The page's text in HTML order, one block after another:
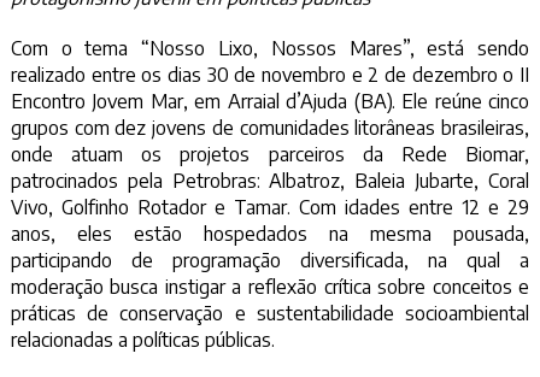
Com o tema “Nosso Lixo, Nossos Mares”, está sendo
realizado entre os dias 30 de novembro e 2 de dezembro o II
Encontro Jovem Mar, em Arraial d’Ajuda (BA). Ele reúne cinco
grupos com dez jovens de comunidades litorâneas brasileiras,
onde atuam os projetos parceiros da Rede Biomar,
patrocinados pela Petrobras: Albatroz, Baleia Jubarte, Coral
Vivo, Golfinho Rotador e Tamar. Com idades entre 12 e 29
anos, eles estão hospedados na mesma pousada,
participando de programação diversificada, na qual a
moderação busca instigar a reflexão crítica sobre conceitos e
práticas de conservação e sustentabilidade socioambiental
relacionadas a políticas públicas.